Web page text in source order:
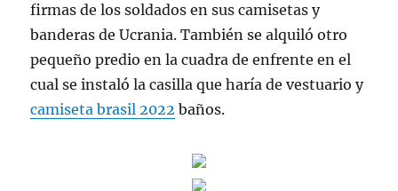
firmas de los soldados en sus camisetas y
banderas de Ucrania. También se alquiló otro
pequeño predio en la cuadra de enfrente en el
cual se instaló la casilla que haría de vestuario y
camiseta brasil 2022 baños.